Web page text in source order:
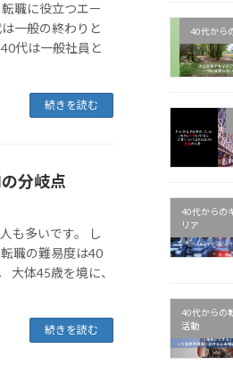
職に役立つエー
一般の終わりと
代は一般社員と
続きを読む
分岐点
も多いです。 し
職の難易度は40
大体45歳を境に、
続きを読む
40代から
40代からの
リア
40代からの
活動